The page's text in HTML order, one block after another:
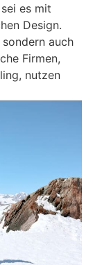
es mit
Design.
auch
Firmen,
nutzen